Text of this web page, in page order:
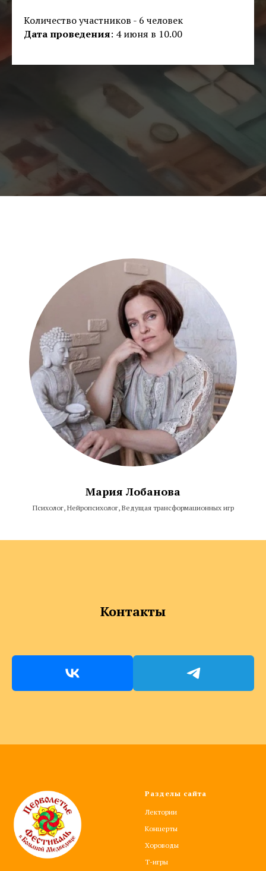
Количество участников - 6 человек
Дата проведения: 4 июня в 10.00
Мария Лобанова
Психолог, Нейропсихолог, Ведущая трансформационных игр
Контакты
Разделы сайта
Лектории
Концерты
Хороводы
Т-игры